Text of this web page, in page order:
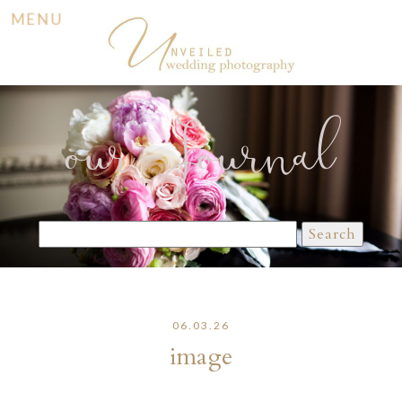
MENU
our Journal
for:
06.03.26
image